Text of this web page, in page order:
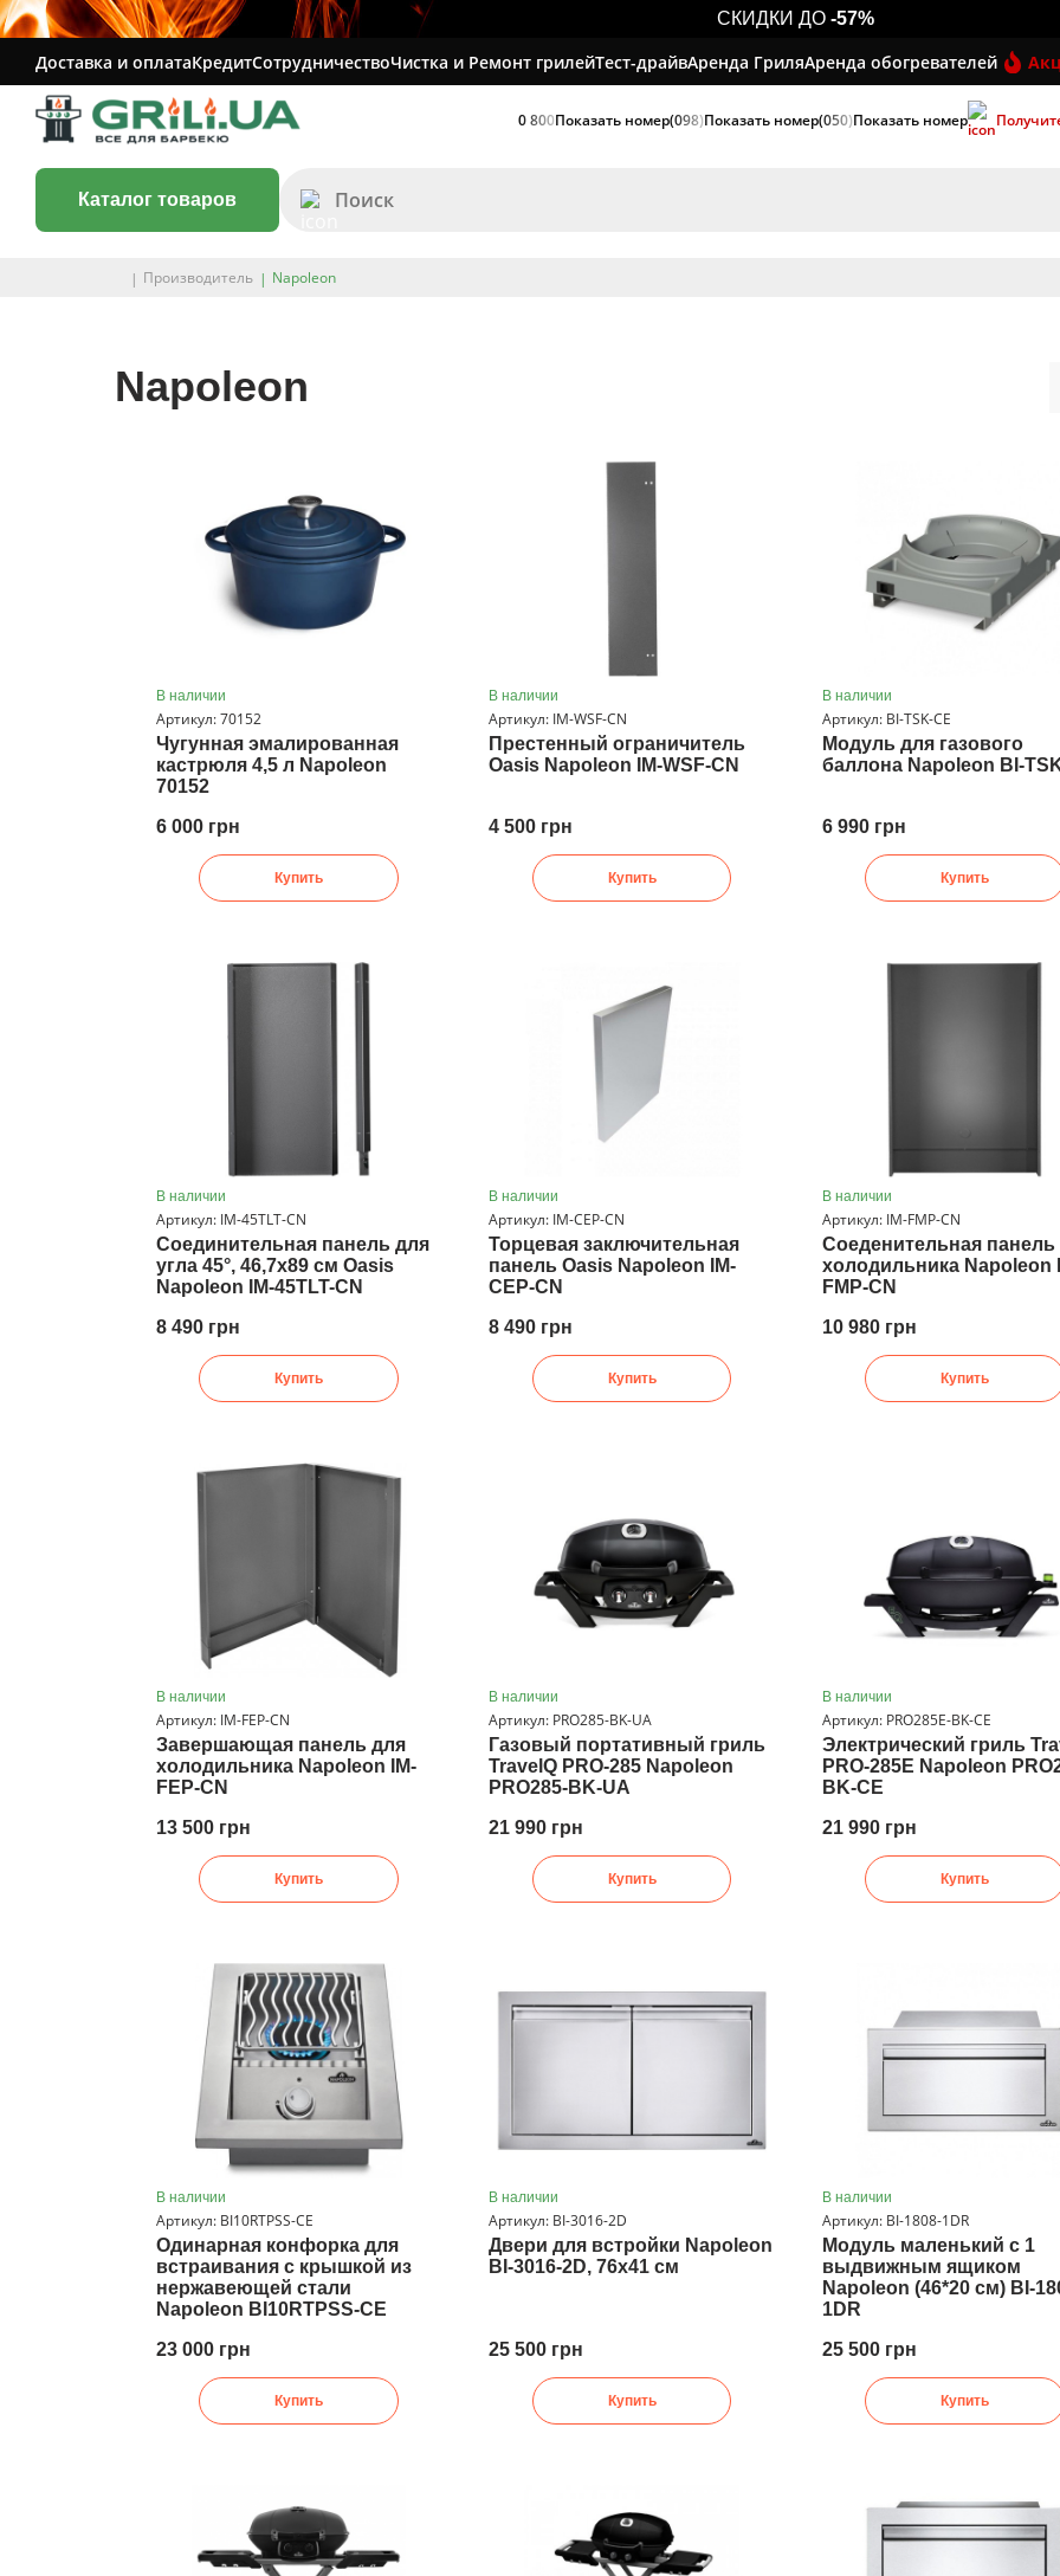
СКИДКИ ДО -57%
Доставка и оплатаКредитСотрудничествоЧистка и Ремонт грилейТест-драйвАренда ГриляАренда обогревателей
0 800Показать номер(098)Показать номер(050)Показать номер
Каталог товаров
Производитель Napoleon
Napoleon
В наличии
Артикул: 70152
Чугунная эмалированная
кастрюля 4,5 л Napoleon
70152
6 000 грн
Купить
В наличии
Артикул: IM-WSF-CN
Престенный ограничитель
Oasis Napoleon IM-WSF-CN
4 500 грн
Купить
В наличии
Артикул: BI-TSK-CE
Модуль для газового
баллона Napoleon BI-
6 990 грн
Купить
В наличии
Артикул: IM-45TLT-CN
Соединительная панель для
угла 45°, 46,7х89 см Oasis
Napoleon IM-45TLT-CN
8 490 грн
Купить
В наличии
Артикул: IM-CEP-CN
Торцевая заключительная
панель Oasis Napoleon IM-
CEP-CN
8 490 грн
Купить
В наличии
Артикул: IM-FMP-CN
Соеденительная панель
холодильника Napoleon
FMP-CN
10 980 грн
Купить
В наличии
Артикул: IM-FEP-CN
Завершающая панель для
холодильника Napoleon IM-
FEP-CN
13 500 грн
Купить
В наличии
Артикул: PRO285-BK-UA
Газовый портативный гриль
TravelQ PRO-285 Napoleon
PRO285-BK-UA
21 990 грн
Купить
В наличии
Артикул: PRO285E-BK-CE
Электрический гриль
PRO-285E Napoleon
BK-CE
21 990 грн
Купить
В наличии
Артикул: BI10RTPSS-CE
Одинарная конфорка для
встраивания с крышкой из
нержавеющей стали
Napoleon BI10RTPSS-CE
23 000 грн
Купить
В наличии
Артикул: BI-3016-2D
Двери для встройки Napoleon
BI-3016-2D, 76х41 см
25 500 грн
Купить
В наличии
Артикул: BI-1808-1DR
Модуль маленький с 1
выдвижным ящиком
Napoleon (46*20 см) BI-
1DR
25 500 грн
Купить